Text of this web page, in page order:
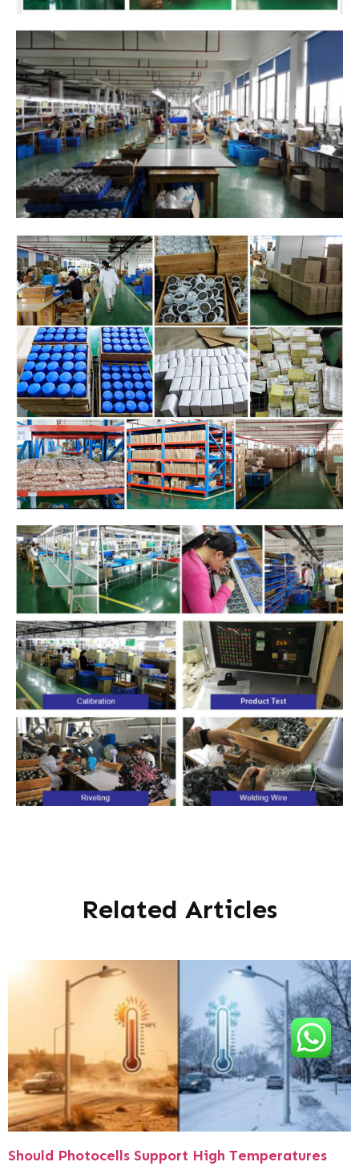
Related Articles
Should Photocells Support High Temperatures